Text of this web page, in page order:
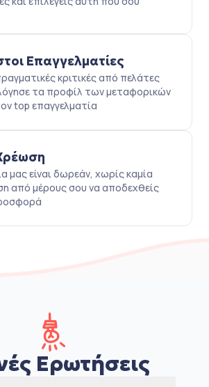
Επαγγελματίες
κριτικές από πελάτες
τα προφίλ των μεταφορικών
top επαγγελματία
μας είναι δωρεάν, χωρίς καμία
από μέρους σου να αποδεχθείς
Ερωτήσεις